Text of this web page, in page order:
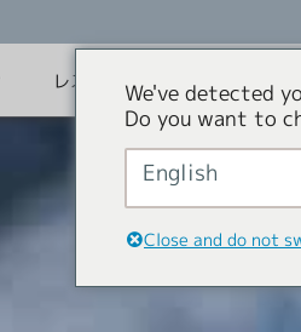
レストラン アクティビティ
We've detected
Do you want to
English
Close and do not